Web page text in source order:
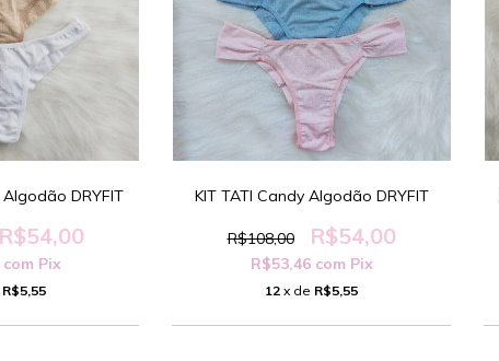
Algodão DRYFIT
R$54,00
com Pix
R$5,55
KIT TATI Candy Algodão DRYFIT
R$108,00 R$54,00
R$53,46 com Pix
12 x de R$5,55